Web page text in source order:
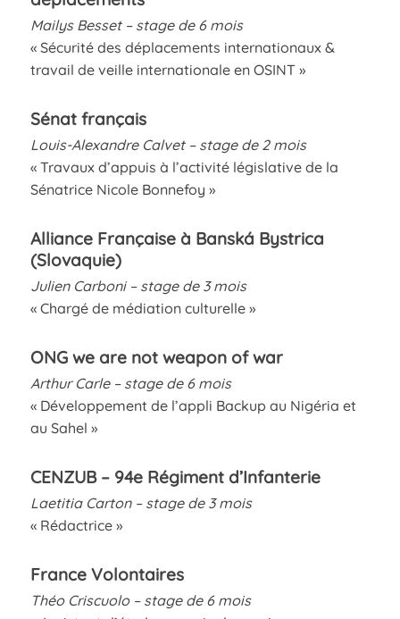
Mailys Besset – stage de 6 mois
« Sécurité des déplacements internationaux &
travail de veille internationale en OSINT »
Sénat français
Louis-Alexandre Calvet – stage de 2 mois
« Travaux d’appuis à l’activité législative de la
Sénatrice Nicole Bonnefoy »
Alliance Française à Banská Bystrica
(Slovaquie)
Julien Carboni – stage de 3 mois
« Chargé de médiation culturelle »
ONG we are not weapon of war
Arthur Carle – stage de 6 mois
« Développement de l’appli Backup au Nigéria et
au Sahel »
CENZUB – 94e Régiment d’Infanterie
Laetitia Carton – stage de 3 mois
« Rédactrice »
France Volontaires
Théo Criscuolo – stage de 6 mois